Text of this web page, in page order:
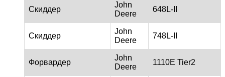
Скиддер
John
Deere
648L-II
Скиддер
John
Deere
748L-II
Форвардер
John
Deere
1110E Tier2